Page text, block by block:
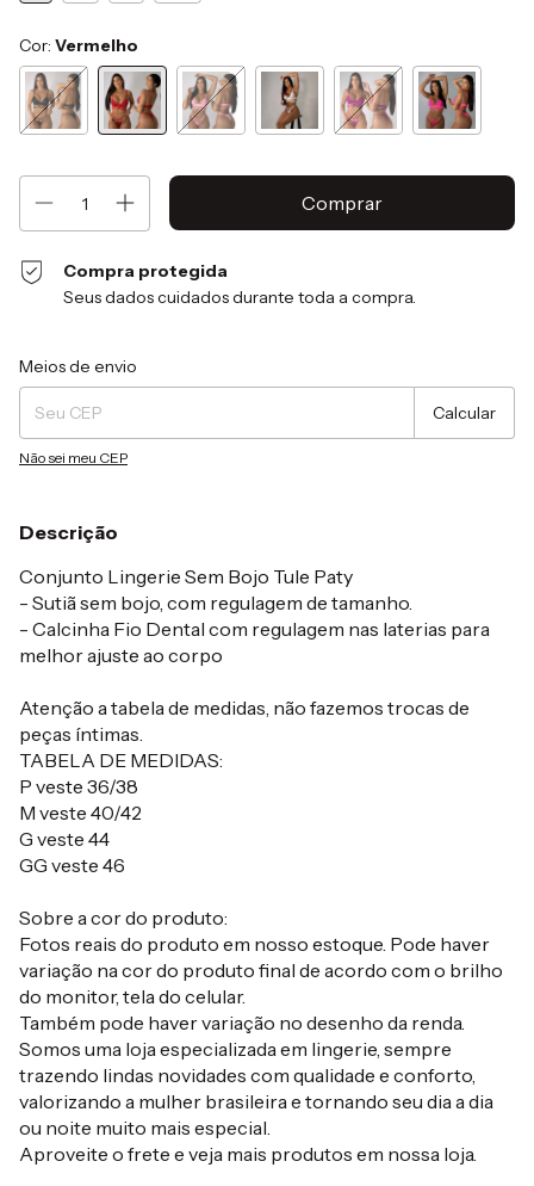
Cor: Vermelho
Compra protegida
Seus dados cuidados durante toda a compra.
Entregas para o CEP:
Meios de envio
Calcular
Não sei meu CEP
Descrição
Conjunto Lingerie Sem Bojo Tule Paty
- Sutiã sem bojo, com regulagem de tamanho.
- Calcinha Fio Dental com regulagem nas laterias para
melhor ajuste ao corpo
Atenção a tabela de medidas, não fazemos trocas de
peças íntimas.
TABELA DE MEDIDAS:
P veste 36/38
M veste 40/42
G veste 44
GG veste 46
Sobre a cor do produto:
Fotos reais do produto em nosso estoque. Pode haver
variação na cor do produto final de acordo com o brilho
do monitor, tela do celular.
Também pode haver variação no desenho da renda.
Somos uma loja especializada em lingerie, sempre
trazendo lindas novidades com qualidade e conforto,
valorizando a mulher brasileira e tornando seu dia a dia
ou noite muito mais especial.
Aproveite o frete e veja mais produtos em nossa loja.